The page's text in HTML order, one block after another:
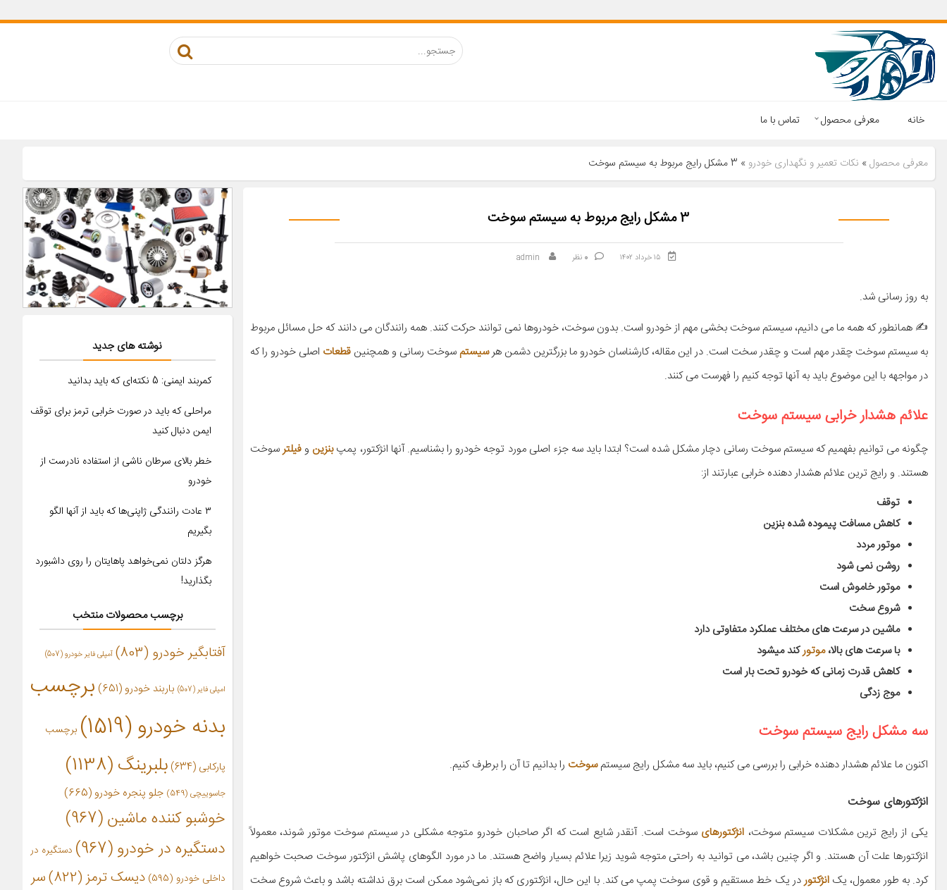
خانه معرفی محصول تماس با ما
معرفی محصول» نکات تعمیر و نگهداری خودرو» 3 مشکل رایج مربوط به سیستم سوخت
3 مشکل رایج مربوط به سیستم سوخت
۱۵ خرداد ۱۴۰۲ 0 نظر
به روز رسانی شد.
✍ همانطور که همه ما می دانیم، سیستم سوخت بخشی مهم از خودرو است. بدون سوخت، خودروها نمی توانند حرکت کنند. همه رانندگان می دانند که حل مسائل مربوط
به سیستم سوخت چقدر مهم است و چقدر سخت است. در این مقاله، کارشناسان خودرو ما بزرگترین دشمن هرسیستمسوخت رسانی و همچنینقطعات اصلی خودرو را که
در مواجهه با این موضوع باید به آنها توجه کنیم را فهرست می کنند.
علائم هشدار خرابی سیستم سوخت
چگونه می توانیم بفهمیم که سیستم سوخت رسانی دچار مشکل شده است؟ ابتدا باید سه جزء اصلی مورد توجه خودرو را بشناسیم. آنها انژکتور، پمپبنزین وفیلترسوخت
هستند. و رایج ترین علائم هشدار دهنده خرابی عبارتند از:
توقف
کاهش مسافت پیموده شده بنزین
موتور مردد
روشن نمی شود
موتور خاموش است
شروع سخت
ماشین در سرعت های مختلف عملکرد متفاوتی دارد
با سرعت های بالا،موتورکند میشود
کاهش قدرت زمانی که خودرو تحت بار است
موج زدگی
سه مشکل رایج سیستم سوخت
اکنون ما علائم هشدار دهنده خرابی را بررسی می کنیم، باید سه مشکل رایج سیستمسوخت را بدانیم تا آن را برطرف کنیم.
انژکتورهای سوخت
یکی از رایج ترین مشکلات سیستم سوخت، انژکتورهای سوخت است. آنقدر شایع است که اگر صاحبان خودرو متوجه مشکلی در سیستم سوخت موتور شوند، معمولاً
انژکتورها علت آن هستند. و اگر چنین باشد، می توانید به راحتی متوجه شوید زیرا علائم بسیار واضح هستند. ما در مورد الگوهای پاشش انژکتور سوخت صحبت خواهیم
کرد. به طور معمول، یکانژکتوردر یک خط مستقیم و قوی سوخت پمپ می کند. با این حال، انژکتوری که باز نمی‌شود ممکن است برق نداشته باشد و باعث شروع سخت
نوشته های جدید
کمربند ایمنی: 5 نکته‌ای که باید بدانید
مراحلی که باید در صورت خرابی ترمز برای توقف
ایمن دنبال کنید
خطر بالای سرطان ناشی از استفاده نادرست از
خودرو
۳ عادت رانندگی ژاپنی‌ها که باید از آنها الگو
بگیریم
هرگز دلتان نمی‌خواهد پاهایتان را روی داشبورد
بگذارید!
برچسب محصولات منتخب
آفتابگیر خودرو (803) آمپلی فایر خودرو(507)
امپلی فایر (507) باربند خودرو(651)
برچسب
بدنه خودرو(1519) برچسب
پارکابی (634) بلبرینگ(1138)
جاسوییچی (549) جلو پنجره خودرو (665)
خوشبو کننده ماشین(967)
دستگیره در خودرو(967)
دستگیره در
داخلی خودرو (595) دیسک ترمز(822)
سر